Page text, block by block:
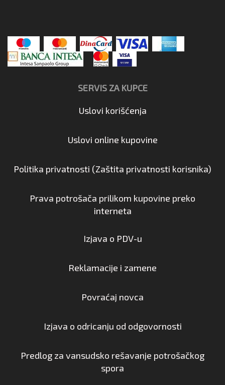
SERVIS ZA KUPCE
Uslovi korišćenja
Uslovi online kupovine
Politika privatnosti (Zaštita privatnosti korisnika)
Prava potrošača prilikom kupovine preko
interneta
Izjava o PDV-u
Reklamacije i zamene
Povraćaj novca
Izjava o odricanju od odgovornosti
Predlog za vansudsko rešavanje potrošačkog
spora